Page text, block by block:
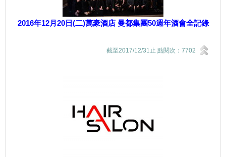
2016年12月20日(二)萬豪酒店 曼都集團50週年酒會全記錄
截至2017/12/31止 點閱次：7702